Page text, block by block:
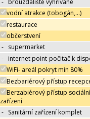
- brouzdaliště vyhřívané
vodní atrakce (tobogán,…)
restaurace
občerstvení
- supermarket
- internet point-počitač k
WiFi- areál pokryt min 80%
Bezbariérový přístup
Berzabiérový přístup sociální
zařízení
- Sanitární zařízení komplet